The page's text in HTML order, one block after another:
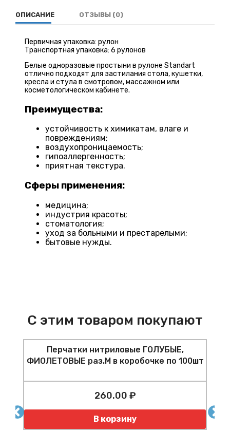
ОПИСАНИЕ ОТЗЫВЫ (0)
Первичная упаковка: рулон
Транспортная упаковка: 6 рулонов
Белые одноразовые простыни в рулоне Standart
отлично подходят для застилания стола, кушетки,
кресла и стула в смотровом, массажном или
косметологическом кабинете.
Преимущества:
устойчивость к химикатам, влаге и
повреждениям;
воздухопроницаемость;
гипоаллергенность;
приятная текстура.
Сферы применения:
медицина;
индустрия красоты;
стоматология;
уход за больными и престарелыми;
бытовые нужды.
С этим товаром покупают
Перчатки нитриловые ГОЛУБЫЕ,
ФИОЛЕТОВЫЕ раз.M в коробочке по 100шт
260.00 ₽
Количество
В корзину